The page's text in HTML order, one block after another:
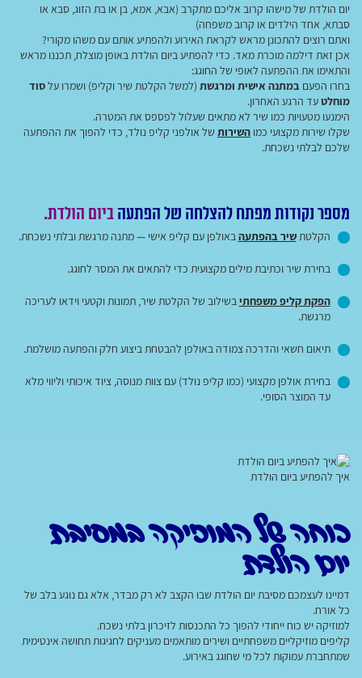
יום הולדת של מישהו קרוב אליכם מתקרב (אבא, אמא, בן או בת הזוג, סבא או
סבתא, אחד הילדים או קרוב משפחה)
ואתם רוצים להתכונן מראש לקראת האירוע ולהפתיע אותם עם משהו מקורי?
אכן זאת דילמה מוכרת מאד. כדי להפתיע ביום הולדת באופן מוצלח, תכננו מראש
והתאימו את ההפתעה לאופי של החוגג:
בחרו הפעם במתנה אישית ומרגשת (למשל הקלטת שיר וקליפ) ושמרו עלסוד
מוחלטעד הרגע האחרון.
הימנעו מטעויות כמו שיר לא מתאים שעלול לפספס את המטרה.
שקלו שירות מקצועי כמו השירות של אולפני קליפ נולד, כדי להפוך את ההפתעה
שלכם לבלתי נשכחת.
מספר נקודות מפתח להצלחה של הפתעה ביום הולדת.
הקלטתשיר בהפתעה באולפן עם קליפ אישי — מתנה מרגשת ובלתי נשכחת.
בחירת שיר וכתיבת מילים מקצועית כדי להתאים את המסר לחוגג.
הפקת קליפ משפחתי בשילוב של הקלטת שיר, תמונות וקטעי וידאו לעריכה
מרגשת.
תיאום חשאי והדרכה צמודה באולפן להבטחת ביצוע חלק והפתעה מושלמת.
בחירת אולפן מקצועי (כמו קליפ נולד) עם צוות מנוסה, ציוד איכותי וליווי מלא
עד המוצר הסופי.
איך להפתיע ביום הולדת
כוחה של המוזיקה במסיבת
יום הולדת
דמיינו לעצמכם מסיבת יום הולדת שבו הקצב לא רק מבדר, אלא גם נוגע בלב של
כל אורח.
למוזיקה יש כוח ייחודי להפוך כל התכנסות לזיכרון בלתי נשכח.
קליפים מוזיקליים משפחתיים ושירים מותאמים מעניקים לחגיגות תחושה אינטימית
שמתחברת עמוקות לכל מי שחוגג באירוע.